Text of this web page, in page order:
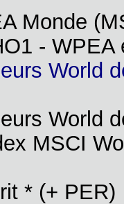
Monde
-
World
World
MSCI
* (+ PER)